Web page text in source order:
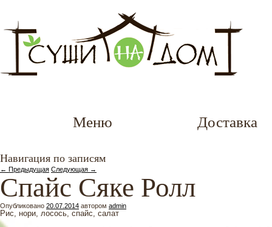
Меню Доставка
Навигация по записям
← Предыдущая Следующая →
Спайс Сяке Ролл
Опубликовано 20.07.2014 автором admin
Рис, нори, лосось, спайс, салат